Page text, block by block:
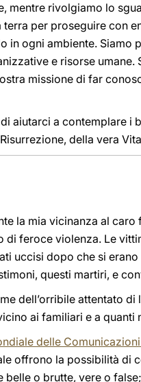
mentre rivolgiamo lo
per proseguire con
in ogni ambiente.
e risorse
missione di far
aiutarci a contemplare i
della vera
la mia vicinanza al
di feroce violenza. Le
uccisi dopo che si
questi martiri, e
dell’orribile attentato
ai familiari e a quanti
delle
offrono la possibilità di
belle o brutte, vere o